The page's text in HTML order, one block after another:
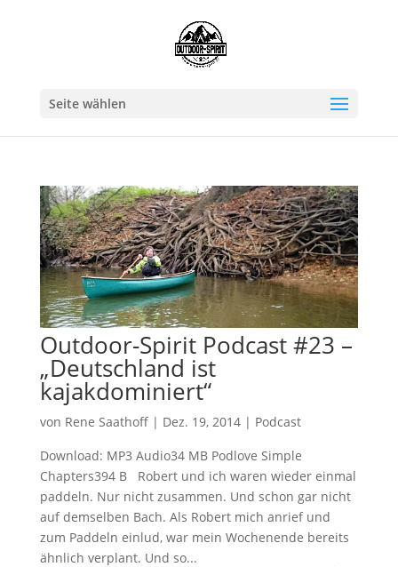
Seite wählen
Outdoor-Spirit Podcast #23 –
„Deutschland ist
kajakdominiert“
von Rene Saathoff| Dez. 19, 2014| Podcast
Download: MP3 Audio34 MB Podlove Simple
Chapters394 B Robert und ich waren wieder einmal
paddeln. Nur nicht zusammen. Und schon gar nicht
auf demselben Bach. Als Robert mich anrief und
zum Paddeln einlud, war mein Wochenende bereits
ähnlich verplant. Und so...